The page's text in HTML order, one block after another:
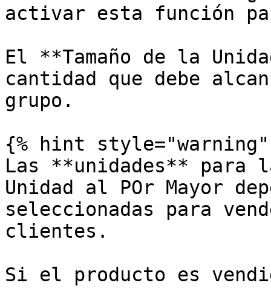
activar esta función
El **Tamaño de la
cantidad que debe
grupo.
{% hint style="warning"
Las **unidades** para
Unidad al POr Mayor
seleccionadas para
clientes.
Si el producto es